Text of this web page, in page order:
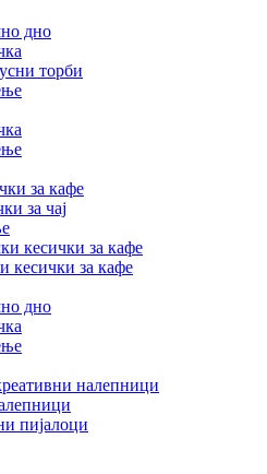
дно
торби
за кафе
за чај
кесички за кафе
кесички за кафе
дно
налепници
пијалоци